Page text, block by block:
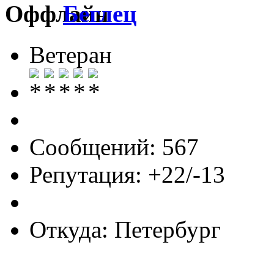
Беглец
Ветеран
Сообщений: 567
Репутация: +22/-13
Откуда: Петербург